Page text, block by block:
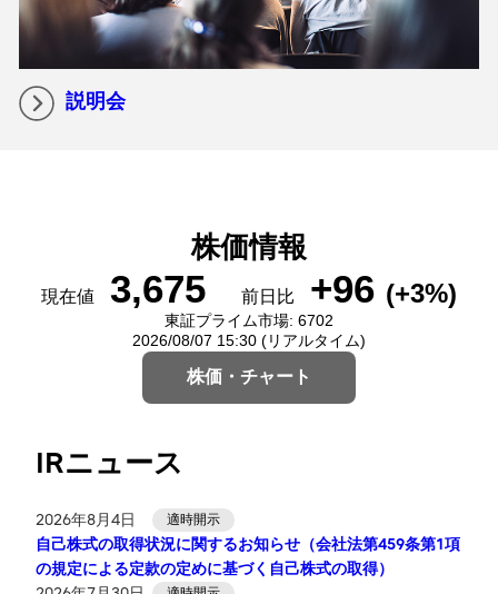
説明会
IRニュース
2026年8月4日 適時開示
自己株式の取得状況に関するお知らせ（会社法第459条第1項
の規定による定款の定めに基づく自己株式の取得）